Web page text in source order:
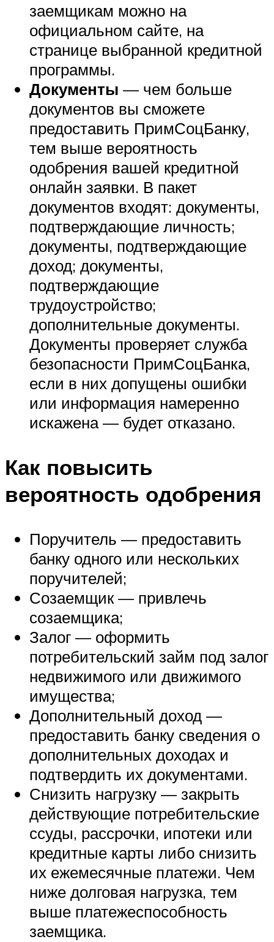
заемщикам можно на
официальном сайте, на
странице выбранной кредитной
программы.
Документы — чем больше
документов вы сможете
предоставить ПримСоцБанку,
тем выше вероятность
одобрения вашей кредитной
онлайн заявки. В пакет
документов входят: документы,
подтверждающие личность;
документы, подтверждающие
доход; документы,
подтверждающие
трудоустройство;
дополнительные документы.
Документы проверяет служба
безопасности ПримСоцБанка,
если в них допущены ошибки
или информация намеренно
искажена — будет отказано.
Как повысить
вероятность одобрения
Поручитель — предоставить
банку одного или нескольких
поручителей;
Созаемщик — привлечь
созаемщика;
Залог — оформить
потребительский займ под залог
недвижимого или движимого
имущества;
Дополнительный доход —
предоставить банку сведения о
дополнительных доходах и
подтвердить их документами.
Снизить нагрузку — закрыть
действующие потребительские
ссуды, рассрочки, ипотеки или
кредитные карты либо снизить
их ежемесячные платежи. Чем
ниже долговая нагрузка, тем
выше платежеспособность
заемщика.